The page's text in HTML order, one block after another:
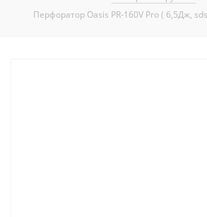
Перфоратор Oasis PR-160V Pro ( 6,5Дж,